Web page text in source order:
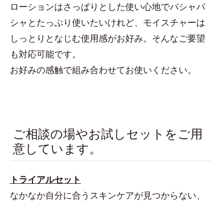
ローションはさっぱりとした使い心地でパシャパ
シャとたっぷり使いたいけれど、モイスチャーは
しっとりとなじむ使用感がお好み。そんなご要望
も対応可能です。
お好みの感触で組み合わせてお使いください。
ご相談の場やお試しセットをご用
意しています。
トライアルセット
なかなか自分に合うスキンケアが見つからない、